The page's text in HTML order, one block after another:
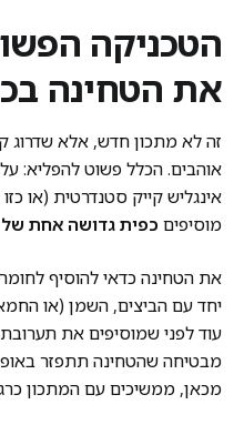
הטכניקה
את הטחינה
זה לא מתכון חדש, אלא
אוהבים. הכלל פשוט להפליא:
מוסיפים כפית גדושה אחת של
את הטחינה כדאי להוסיף
יחד עם הביצים, השמן (או
עוד לפני שמוסיפים את
מבטיחה שהטחינה תתפזר
מכאן, ממשיכים עם המתכון